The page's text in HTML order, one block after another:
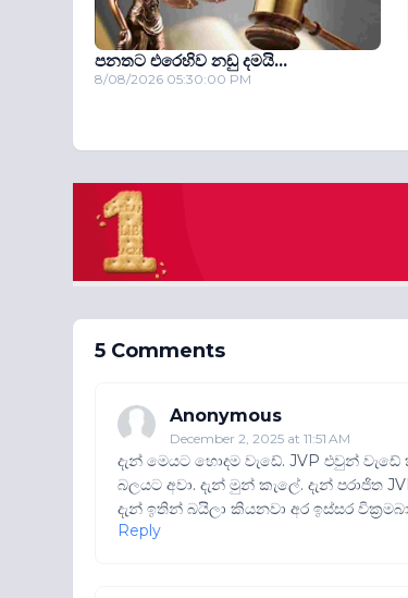
පනතට එරෙහිව නඩු දමයි...
8/08/2026 05:30:00 PM
5 Comments
Anonymous
December 2, 2025 at 11:51 AM
දැන් මෙයට හොදම වැඩේ. JVP එවුන්
බලයට අවා. දැන් මුන් කැලේ. දැන්
දැන් ඉතින් බයිලා කියනවා අර ඉස්සර
Reply